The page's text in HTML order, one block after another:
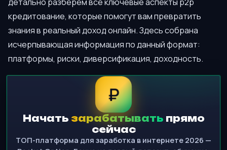
кредитование, которые помогут вам превратить
знания в реальный доход онлайн. Здесь собрана
исчерпывающая информация по данный формат:
платформы, риски, диверсификация, доходность.
₽
Начать зарабатывать прямо
сейчас
ТОП-платформа для заработка в интернете 2026 —